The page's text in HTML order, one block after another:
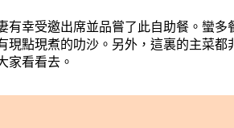
有幸受邀出席並品嘗了此自助餐。蠻
現點現煮的叻沙。另外，這裏的主菜
家看看去。